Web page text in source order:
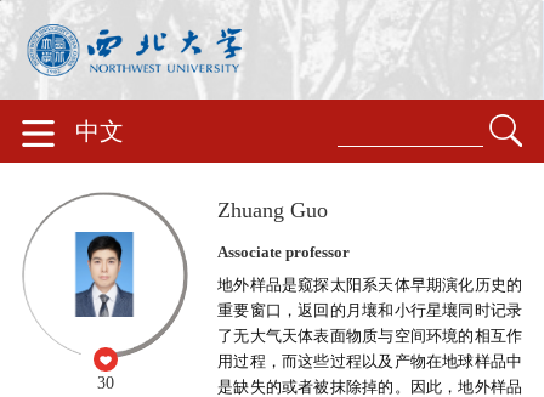
中文
30
Zhuang Guo
Associate professor
地外样品是窥探太阳系天体早期演化历史的
重要窗口，返回的月壤和小行星壤同时记录
了无大气天体表面物质与空间环境的相互作
用过程，而这些过程以及产物在地球样品中
是缺失的或者被抹除掉的。因此，地外样品